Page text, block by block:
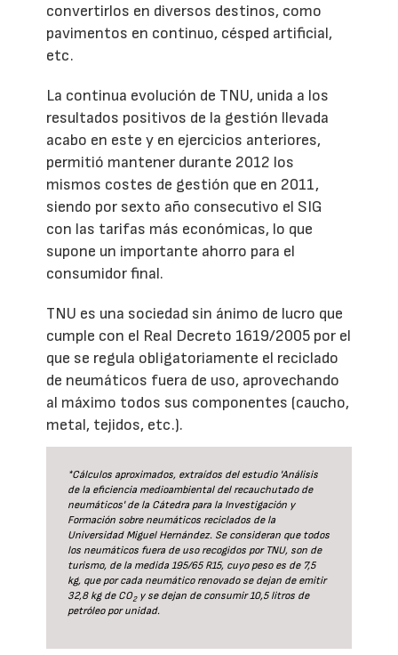
convertirlos en diversos destinos, como
pavimentos en continuo, césped artificial,
etc.
La continua evolución de TNU, unida a los
resultados positivos de la gestión llevada
acabo en este y en ejercicios anteriores,
permitió mantener durante 2012 los
mismos costes de gestión que en 2011,
siendo por sexto año consecutivo el SIG
con las tarifas más económicas, lo que
supone un importante ahorro para el
consumidor final.
TNU es una sociedad sin ánimo de lucro que
cumple con el Real Decreto 1619/2005 por el
que se regula obligatoriamente el reciclado
de neumáticos fuera de uso, aprovechando
al máximo todos sus componentes (caucho,
metal, tejidos, etc.).
*Cálculos aproximados, extraídos del estudio 'Análisis
de la eficiencia medioambiental del recauchutado de
neumáticos' de la Cátedra para la Investigación y
Formación sobre neumáticos reciclados de la
Universidad Miguel Hernández. Se consideran que todos
los neumáticos fuera de uso recogidos por TNU, son de
turismo, de la medida 195/65 R15, cuyo peso es de 7,5
kg, que por cada neumático renovado se dejan de emitir
32,8 kg de CO2y se dejan de consumir 10,5 litros de
petróleo por unidad.